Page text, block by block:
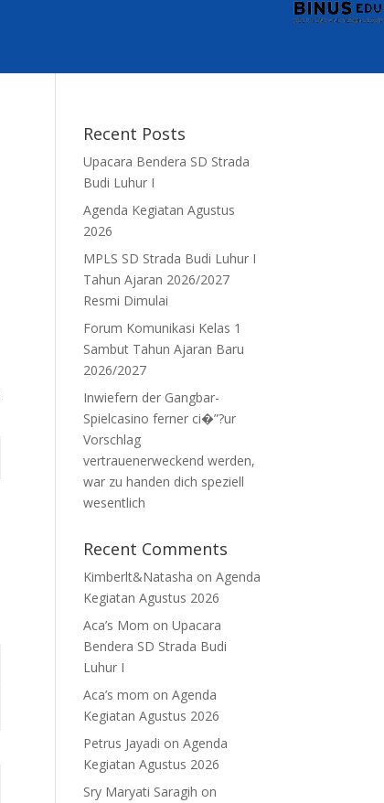
Recent Posts
Upacara Bendera SD Strada
Budi Luhur I
Agenda Kegiatan Agustus
2026
MPLS SD Strada Budi Luhur I
Tahun Ajaran 2026/2027
Resmi Dimulai
Forum Komunikasi Kelas 1
Sambut Tahun Ajaran Baru
2026/2027
Inwiefern der Gangbar-
Spielcasino ferner ci�”?ur
Vorschlag
vertrauenerweckend werden,
war zu handen dich speziell
wesentlich
Recent Comments
Kimberlt&Natasha onAgenda
Kegiatan Agustus 2026
Aca’s Mom onUpacara
Bendera SD Strada Budi
Luhur I
Aca’s mom onAgenda
Kegiatan Agustus 2026
Petrus Jayadi onAgenda
Kegiatan Agustus 2026
Sry Maryati Saragih on